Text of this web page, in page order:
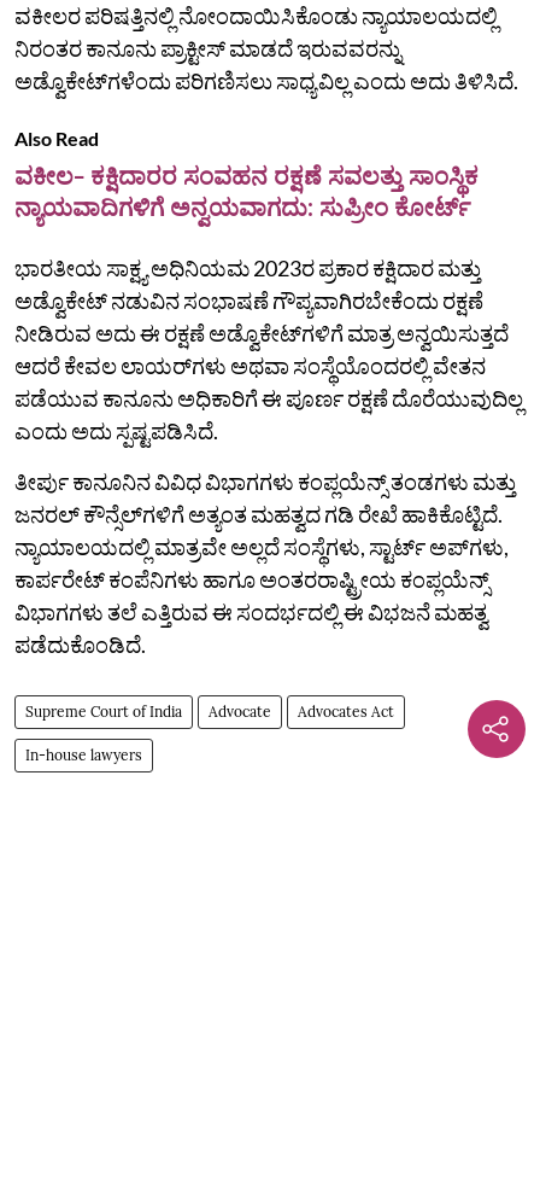
ವಕೀಲರ ಪರಿಷತ್ತಿನಲ್ಲಿ ನೋಂದಾಯಿಸಿಕೊಂಡು ನ್ಯಾಯಾಲಯದಲ್ಲಿ
ನಿರಂತರ ಕಾನೂನು ಪ್ರಾಕ್ಟೀಸ್‌ ಮಾಡದೆ ಇರುವವರನ್ನು
ಅಡ್ವೊಕೇಟ್‌ಗಳೆಂದು ಪರಿಗಣಿಸಲು ಸಾಧ್ಯವಿಲ್ಲ ಎಂದು ಅದು ತಿಳಿಸಿದೆ.
Also Read
ವಕೀಲ- ಕಕ್ಷಿದಾರರ ಸಂವಹನ ರಕ್ಷಣೆ ಸವಲತ್ತು ಸಾಂಸ್ಥಿಕ
ನ್ಯಾಯವಾದಿಗಳಿಗೆ ಅನ್ವಯವಾಗದು: ಸುಪ್ರೀಂ ಕೋರ್ಟ್
ಭಾರತೀಯ ಸಾಕ್ಷ್ಯ ಅಧಿನಿಯಮ 2023ರ ಪ್ರಕಾರ ಕಕ್ಷಿದಾರ ಮತ್ತು
ಅಡ್ವೊಕೇಟ್‌ ನಡುವಿನ ಸಂಭಾಷಣೆ ಗೌಪ್ಯವಾಗಿರಬೇಕೆಂದು ರಕ್ಷಣೆ
ನೀಡಿರುವ ಅದು ಈ ರಕ್ಷಣೆ ಅಡ್ವೊಕೇಟ್‌ಗಳಿಗೆ ಮಾತ್ರ ಅನ್ವಯಿಸುತ್ತದೆ
ಆದರೆ ಕೇವಲ ಲಾಯರ್‌ಗಳು ಅಥವಾ ಸಂಸ್ಥೆಯೊಂದರಲ್ಲಿ ವೇತನ
ಪಡೆಯುವ ಕಾನೂನು ಅಧಿಕಾರಿಗೆ ಈ ಪೂರ್ಣ ರಕ್ಷಣೆ ದೊರೆಯುವುದಿಲ್ಲ
ಎಂದು ಅದು ಸ್ಪಷ್ಟಪಡಿಸಿದೆ.
ತೀರ್ಪು ಕಾನೂನಿನ ವಿವಿಧ ವಿಭಾಗಗಳು ಕಂಪ್ಲಯೆನ್ಸ್‌ ತಂಡಗಳು ಮತ್ತು
ಜನರಲ್‌ ಕೌನ್ಸೆಲ್‌ಗಳಿಗೆ ಅತ್ಯಂತ ಮಹತ್ವದ ಗಡಿ ರೇಖೆ ಹಾಕಿಕೊಟ್ಟಿದೆ.
ನ್ಯಾಯಾಲಯದಲ್ಲಿ ಮಾತ್ರವೇ ಅಲ್ಲದೆ ಸಂಸ್ಥೆಗಳು, ಸ್ಟಾರ್ಟ್‌ ಅಪ್‌ಗಳು,
ಕಾರ್ಪರೇಟ್‌ ಕಂಪೆನಿಗಳು ಹಾಗೂ ಅಂತರರಾಷ್ಟ್ರೀಯ ಕಂಪ್ಲಯೆನ್ಸ್‌
ವಿಭಾಗಗಳು ತಲೆ ಎತ್ತಿರುವ ಈ ಸಂದರ್ಭದಲ್ಲಿ ಈ ವಿಭಜನೆ ಮಹತ್ವ
ಪಡೆದುಕೊಂಡಿದೆ.
Supreme Court of India Advocate Advocates Act
In-house lawyers